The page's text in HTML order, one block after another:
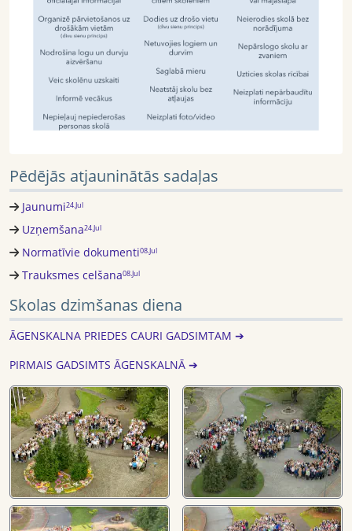
Pēdējās atjauninātās sadaļas
Jaunumi24.Jul
Uzņemšana24.Jul
Normatīvie dokumenti08.Jul
Trauksmes celšana08.Jul
Skolas dzimšanas diena
ĀGENSKALNA PRIEDES CAURI GADSIMTAM ➔
PIRMAIS GADSIMTS ĀGENSKALNĀ ➔